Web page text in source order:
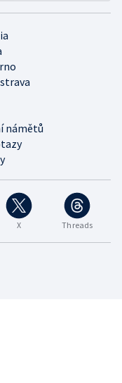
námětů
X Threads